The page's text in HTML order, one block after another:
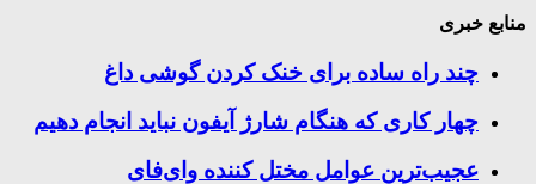
منابع خبری
چند راه‌ ساده برای خنک کردن گوشی داغ
چهار کاری که هنگام شارژ آیفون نباید انجام دهیم
عجیب‌ترین عوامل مختل کننده وای‌فای